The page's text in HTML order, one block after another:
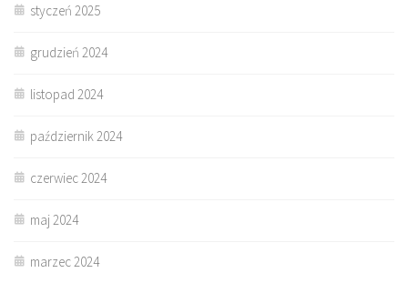
styczeń 2025
grudzień 2024
listopad 2024
październik 2024
czerwiec 2024
maj 2024
marzec 2024